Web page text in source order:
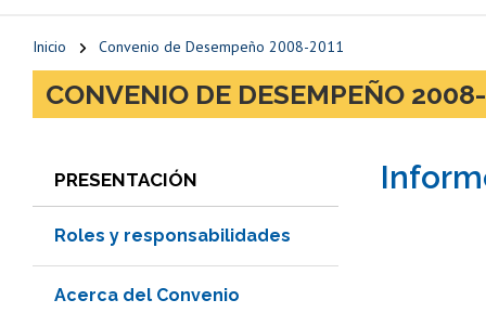
Inicio Convenio de Desempeño 2008-2011
CONVENIO DE DESEMPEÑO
PRESENTACIÓN
Roles y responsabilidades
Acerca del Convenio